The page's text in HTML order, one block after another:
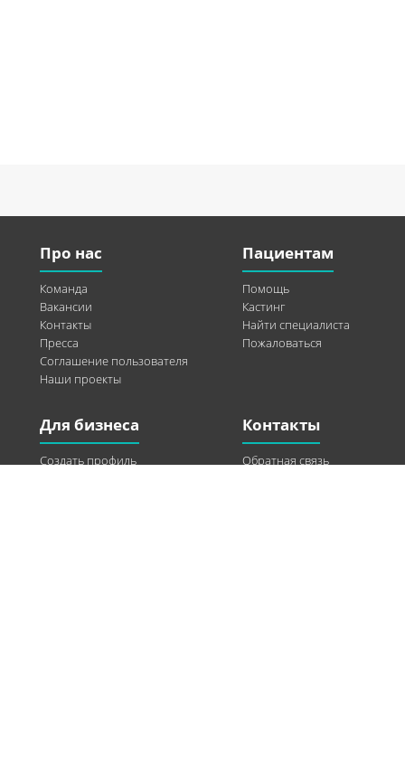
Про нас
Команда
Вакансии
Контакты
Пресса
Соглашение пользователя
Наши проекты
Пациентам
Помощь
Кастинг
Найти специалиста
Пожаловаться
Для бизнеса
Создать профиль
Контакты
Обратная связь